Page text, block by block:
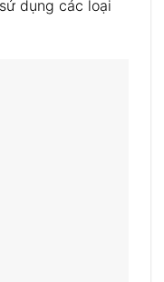
dụng các loại